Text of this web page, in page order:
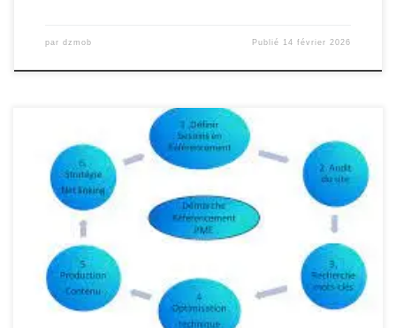
par dzmob Publié 14 février 2026
Le Référencement de Site Web : Clé du Succès en Ligne Le
référencement d’un site web est une pratique essentielle pour
toute entreprise ou organisation cherchant à se démarquer dans
l’univers numérique. En effet, être bien positionné sur les moteurs
de recherche tels que Google est crucial pour attirer du […]